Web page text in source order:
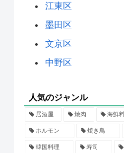
江東区
墨田区
文京区
中野区
人気のジャンル
居酒屋 焼肉 海鮮
ホルモン 焼き鳥
韓国料理 寿司